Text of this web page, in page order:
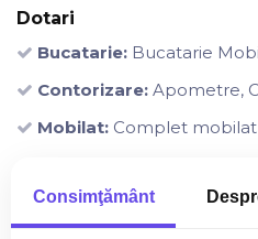
Dotari
Bucatarie: Bucatarie
Contorizare: Apometre,
Mobilat: Complet mobilat
Consimţământ